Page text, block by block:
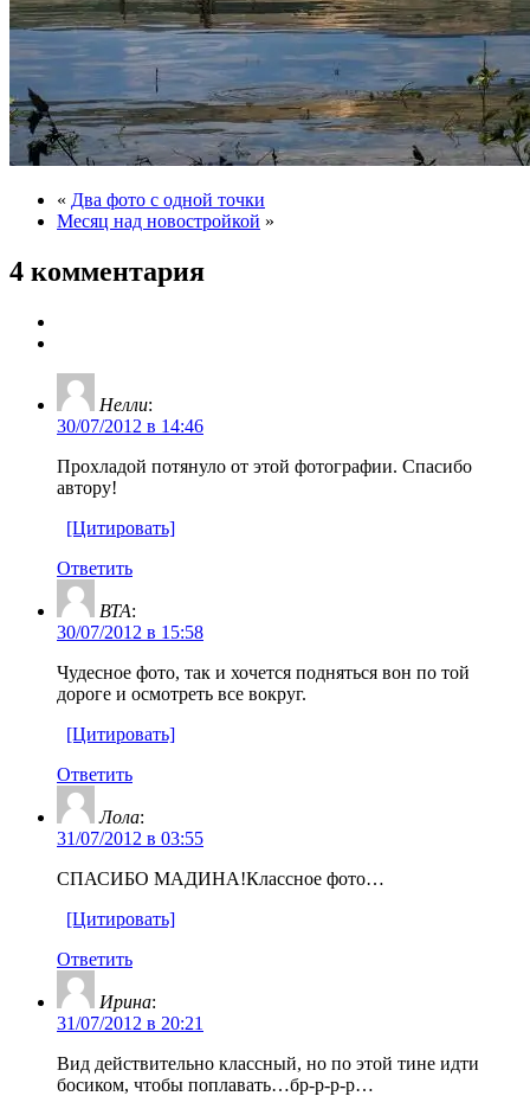
« Два фото с одной точки
Месяц над новостройкой »
4 комментария
Нелли:
30/07/2012 в 14:46
Прохладой потянуло от этой фотографии. Спасибо
автору!
[Цитировать]
Ответить
ВТА:
30/07/2012 в 15:58
Чудесное фото, так и хочется подняться вон по той
дороге и осмотреть все вокруг.
[Цитировать]
Ответить
Лола:
31/07/2012 в 03:55
CПАСИБО МАДИНА!Классное фото…
[Цитировать]
Ответить
Ирина:
31/07/2012 в 20:21
Вид действительно классный, но по этой тине идти
босиком, чтобы поплавать…бр-р-р-р…